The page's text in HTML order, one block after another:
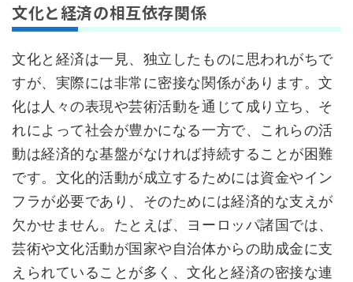
文化と経済の相互依存関係
文化と経済は一見、独立したものに思われがちで
すが、実際には非常に密接な関係があります。文
化は人々の表現や芸術活動を通じて成り立ち、そ
れによって社会が豊かになる一方で、これらの活
動は経済的な基盤がなければ持続することが困難
です。文化的活動が成立するためには資金やイン
フラが必要であり、そのためには経済的な支えが
欠かせません。たとえば、ヨーロッパ諸国では、
芸術や文化活動が国家や自治体からの助成金に支
えられていることが多く、文化と経済の密接な連